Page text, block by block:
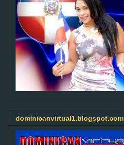
dominicanvirtual1.blogspot.com